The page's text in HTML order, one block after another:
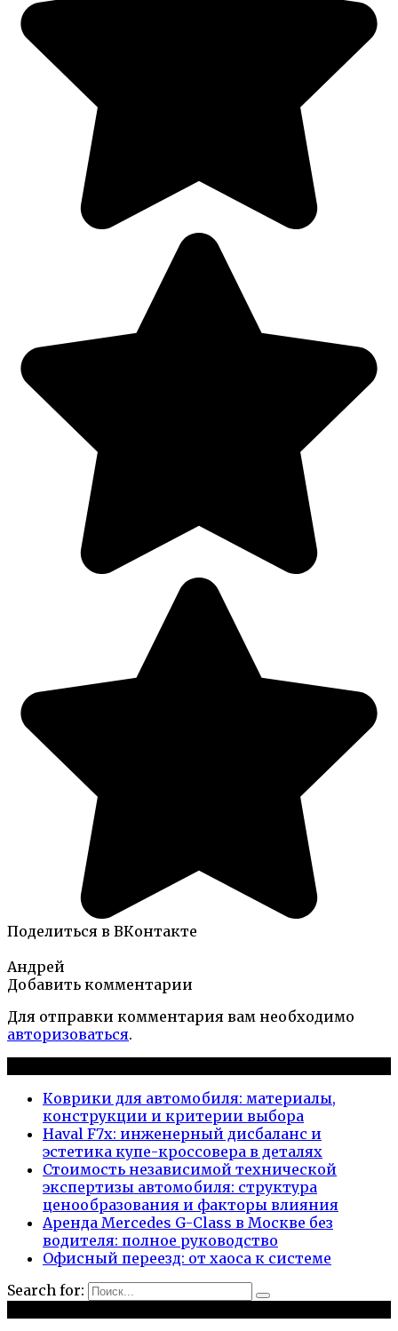
Поделиться в ВКонтакте
Андрей
Добавить комментарии
Для отправки комментария вам необходимо
авторизоваться.
Коврики для автомобиля: материалы,
конструкции и критерии выбора
Haval F7x: инженерный дисбаланс и
эстетика купе-кроссовера в деталях
Стоимость независимой технической
экспертизы автомобиля: структура
ценообразования и факторы влияния
Аренда Mercedes G-Class в Москве без
водителя: полное руководство
Офисный переезд: от хаоса к системе
Search for: